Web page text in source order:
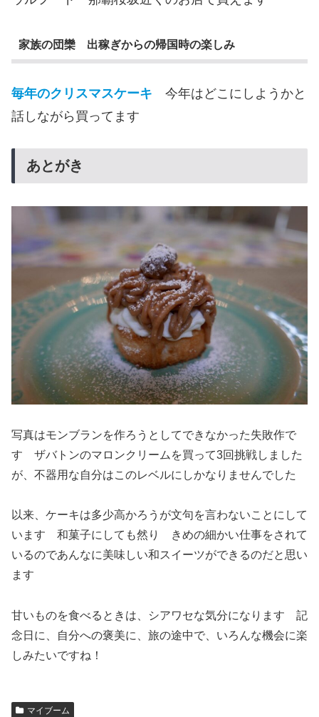
家族の団欒 出稼ぎからの帰国時の楽しみ
毎年のクリスマスケーキ 今年はどこにしようかと
話しながら買ってます
あとがき
写真はモンブランを作ろうとしてできなかった失敗作で
す ザバトンのマロンクリームを買って3回挑戦しました
が、不器用な自分はこのレベルにしかなりませんでした
以来、ケーキは多少高かろうが文句を言わないことにして
います 和菓子にしても然り きめの細かい仕事をされて
いるのであんなに美味しい和スイーツができるのだと思い
ます
甘いものを食べるときは、シアワセな気分になります 記
念日に、自分への褒美に、旅の途中で、いろんな機会に楽
しみたいですね！
マイブーム